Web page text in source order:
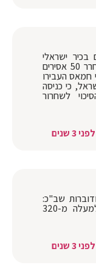
בכיר ישראלי
שאמר כי חמאס ככל הנראה ישחרר 50 אסירים
חמאס העבירו
כי כניסה
לשחרור
לפני 3 שנים
שב"כ:
צה"ל תקף ביממה האחרונה למעלה מ-320
לפני 3 שנים